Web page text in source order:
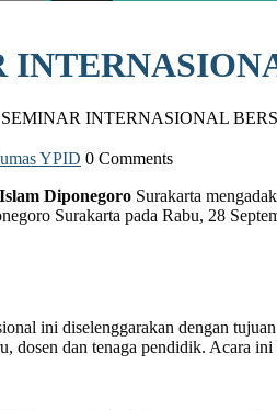
SEMINAR INTERNASIONAL
YPID 0 Comments
Diponegoro Surakarta
Surakarta pada Rabu, 28
ini diselenggarakan dengan
dosen dan tenaga pendidik. Acara